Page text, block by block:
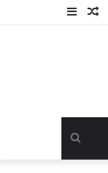
مقال تسجيل